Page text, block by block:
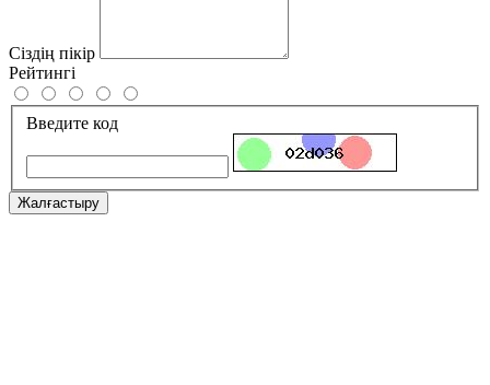
Сіздің пікір
Рейтингі
Введите код
Жалғастыру